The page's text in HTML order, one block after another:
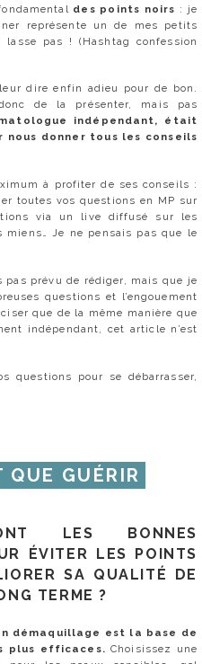
des points noirs : je
représente un de mes petits
pas ! (Hashtag confession
dire enfin adieu pour de bon.
de la présenter, mais pas
indépendant, était
donner tous les conseils
à profiter de ses conseils :
toutes vos questions en MP sur
via un live diffusé sur les
miens… Je ne pensais pas que le
pas prévu de rédiger, mais que je
questions et l’engouement
que de la même manière que
indépendant, cet article n’est
questions pour se débarrasser,
QUE GUÉRIR
LES BONNES
ÉVITER LES POINTS
SA QUALITÉ DE
TERME ?
démaquillage est la base de
plus efficaces. Choisissez une